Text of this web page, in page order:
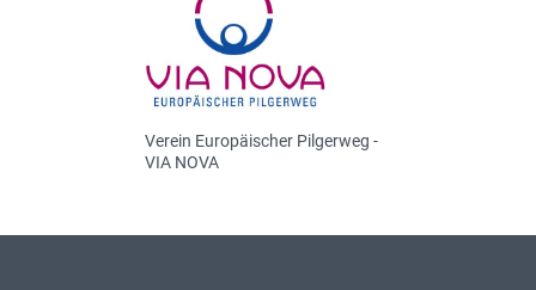
Verein Europäischer Pilgerweg -
VIA NOVA